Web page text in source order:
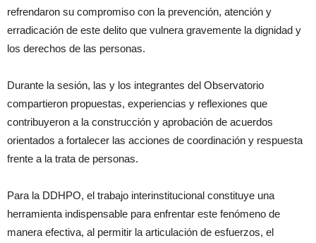
refrendaron su compromiso con la prevención, atención y
erradicación de este delito que vulnera gravemente la dignidad y
los derechos de las personas.
Durante la sesión, las y los integrantes del Observatorio
compartieron propuestas, experiencias y reflexiones que
contribuyeron a la construcción y aprobación de acuerdos
orientados a fortalecer las acciones de coordinación y respuesta
frente a la trata de personas.
Para la DDHPO, el trabajo interinstitucional constituye una
herramienta indispensable para enfrentar este fenómeno de
manera efectiva, al permitir la articulación de esfuerzos, el